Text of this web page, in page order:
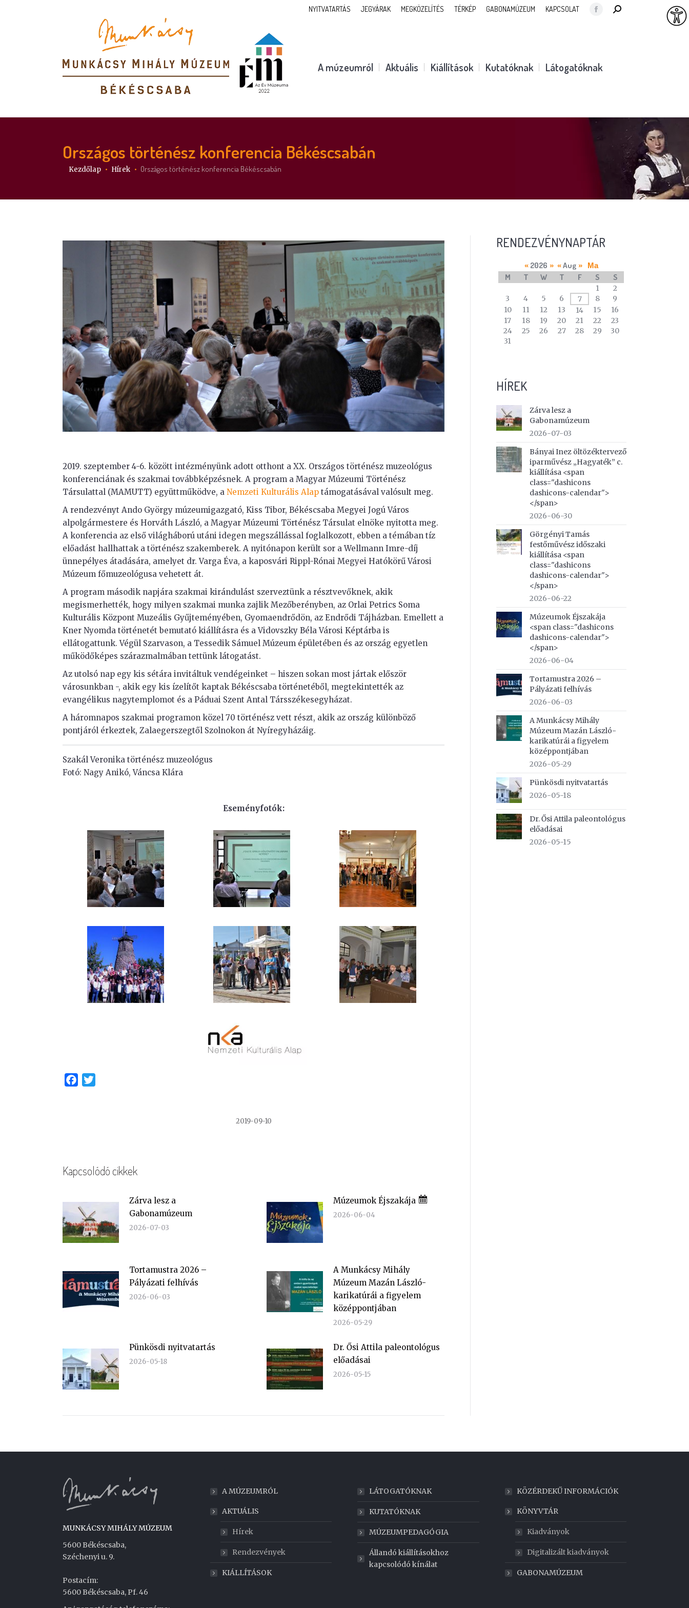
NYITVATARTÁS JEGYÁRAK MEGKÖZELÍTÉS TÉRKÉP GABONAMÚZEUM KAPCSOLAT
Facebook
new
SEARCH:
A múzeumról Aktuális Kiállítások Kutatóknak Látogatóknak
Országos történész konferencia Békéscsabán
Itt vagy:
Kezdőlap Hírek Országos történész konferencia Békéscsabán
2019. szeptember 4-6. között intézményünk adott otthont a XX. Országos történész muzeológus
konferenciának és szakmai továbbképzésnek. A program a Magyar Múzeumi Történész
Társulattal (MAMUTT) együttműködve, a Nemzeti Kulturális Alap támogatásával valósult meg.
A rendezvényt Ando György múzeumigazgató, Kiss Tibor, Békéscsaba Megyei Jogú Város
alpolgármestere és Horváth László, a Magyar Múzeumi Történész Társulat elnöke nyitotta meg.
A konferencia az első világháború utáni idegen megszállással foglalkozott, ebben a témában tíz
előadást hallhattak a történész szakemberek. A nyitónapon került sor a Wellmann Imre-díj
ünnepélyes átadására, amelyet dr. Varga Éva, a kaposvári Rippl-Rónai Megyei Hatókörű Városi
Múzeum főmuzeológusa vehetett át.
A program második napjára szakmai kirándulást szerveztünk a résztvevőknek, akik
megismerhették, hogy milyen szakmai munka zajlik Mezőberényben, az Orlai Petrics Soma
Kulturális Központ Muzeális Gyűjteményében, Gyomaendrődön, az Endrődi Tájházban. Emellett a
Kner Nyomda történetét bemutató kiállításra és a Vidovszky Béla Városi Képtárba is
ellátogattunk. Végül Szarvason, a Tessedik Sámuel Múzeum épületében és az ország egyetlen
működőképes szárazmalmában tettünk látogatást.
Az utolsó nap egy kis sétára invitáltuk vendégeinket – hiszen sokan most jártak először
városunkban -, akik egy kis ízelítőt kaptak Békéscsaba történetéből, megtekintették az
evangélikus nagytemplomot és a Páduai Szent Antal Társszékesegyházat.
A háromnapos szakmai programon közel 70 történész vett részt, akik az ország különböző
pontjáról érkeztek, Zalaegerszegtől Szolnokon át Nyíregyházáig.
Szakál Veronika történész muzeológus
Fotó: Nagy Anikó, Váncsa Klára
Eseményfotók:
Facebook
2019-09-10
Kapcsolódó cikkek
Zárva lesz a
Gabonamúzeum
2026-07-03
Múzeumok Éjszakája
2026-06-04
Tortamustra 2026 –
Pályázati felhívás
2026-06-03
A Munkácsy Mihály
Múzeum Mazán László-
karikatúrái a figyelem
középpontjában
2026-05-29
Pünkösdi nyitvatartás
2026-05-18
Dr. Ősi Attila paleontológus
előadásai
2026-05-15
RENDEZVÉNYNAPTÁR
calendar
of
events
« 2026 » « Aug » Ma
M T W T F S S
1
2
3
4 5 6 7 8
9
10
11 12 13 14 15
16
17
18 19 20 21 22
23
24
25 26 27 28 29
30
31
HÍREK
Zárva lesz a
Gabonamúzeum
2026-07-03
Bányai Inez öltözéktervező
iparművész „Hagyaték” c.
kiállítása <span
class="dashicons
dashicons-calendar">
</span>
2026-06-30
Görgényi Tamás
festőművész időszaki
kiállítása <span
class="dashicons
dashicons-calendar">
</span>
2026-06-22
Múzeumok Éjszakája
<span class="dashicons
dashicons-calendar">
</span>
2026-06-04
Tortamustra 2026 –
Pályázati felhívás
2026-06-03
A Munkácsy Mihály
Múzeum Mazán László-
karikatúrái a figyelem
középpontjában
2026-05-29
Pünkösdi nyitvatartás
2026-05-18
Dr. Ősi Attila paleontológus
előadásai
2026-05-15
MUNKÁCSY MIHÁLY MÚZEUM
5600 Békéscsaba,
Széchenyi u. 9.
Postacím:
5600 Békéscsaba, Pf. 46
A MÚZEUMRÓL
AKTUÁLIS
Hírek
Rendezvények
KIÁLLÍTÁSOK
LÁTOGATÓKNAK
KUTATÓKNAK
MÚZEUMPEDAGÓGIA
Állandó kiállításokhoz
kapcsolódó kínálat
KÖZÉRDEKŰ INFORMÁCIÓK
KÖNYVTÁR
Kiadványok
Digitalizált kiadványok
GABONAMÚZEUM